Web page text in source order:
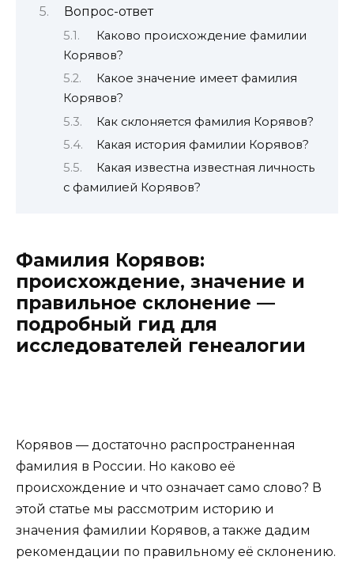
Вопрос-ответ
Каково происхождение фамилии
Корявов?
Какое значение имеет фамилия
Корявов?
Как склоняется фамилия Корявов?
Какая история фамилии Корявов?
Какая известна известная личность
с фамилией Корявов?
Фамилия Корявов:
происхождение, значение и
правильное склонение —
подробный гид для
исследователей генеалогии
Корявов — достаточно распространенная
фамилия в России. Но каково её
происхождение и что означает само слово? В
этой статье мы рассмотрим историю и
значения фамилии Корявов, а также дадим
рекомендации по правильному её склонению.